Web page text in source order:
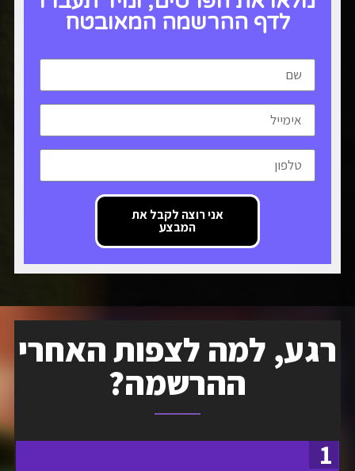
לדף ההרשמה המאובטח
אני רוצה לקבל את
המבצע
רגע, למה לצפות האחרי
ההרשמה?
1